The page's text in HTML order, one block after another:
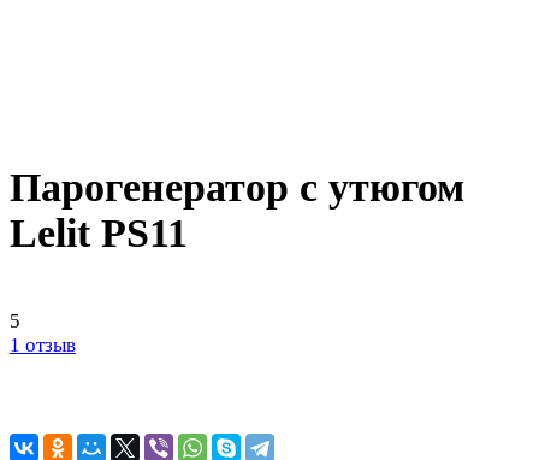
Парогенератор с утюгом
Lelit PS11
5
1 отзыв